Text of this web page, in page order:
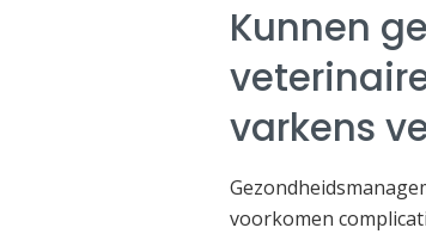
Kunnen
varkens
voorkomen